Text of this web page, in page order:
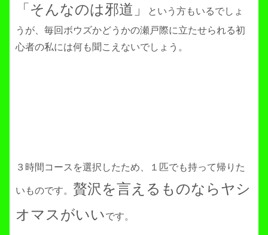
「そんなのは邪道」
という方もいるでしょ
うが、毎回ボウズかどうかの瀬戸際に立たせられる初
心者の私には何も聞こえないでしょう。
３時間コースを選択したため、１匹でも持って帰りた
いものです。 贅沢を言えるものならヤシ
オマスがいいです。